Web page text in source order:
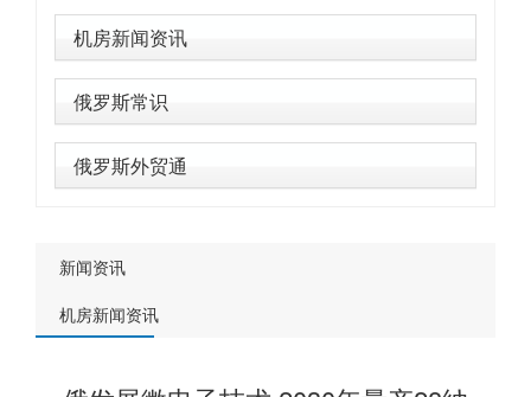
机房新闻资讯
俄罗斯常识
俄罗斯外贸通
新闻资讯
机房新闻资讯